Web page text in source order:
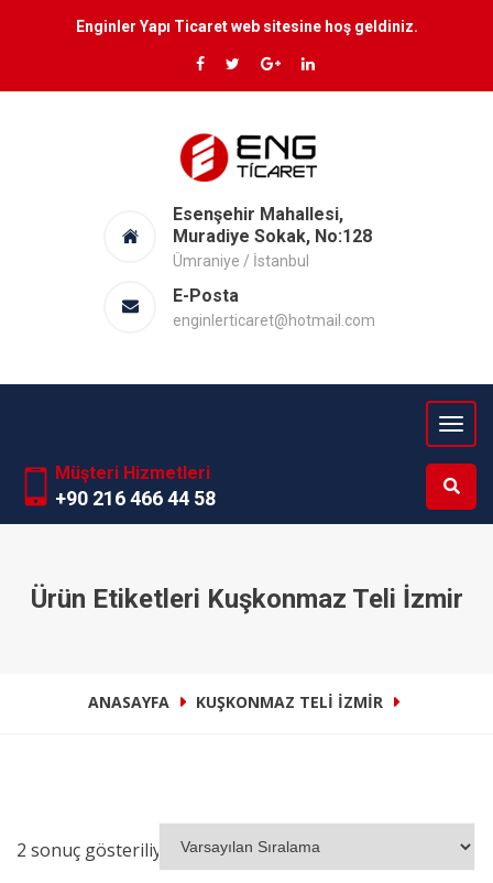
Enginler Yapı Ticaret web sitesine hoş geldiniz.
Esenşehir Mahallesi,
Muradiye Sokak, No:128
Ümraniye / İstanbul
E-Posta
enginlerticaret@hotmail.com
Müşteri Hizmetleri
+90 216 466 44 58
Ürün Etiketleri Kuşkonmaz Teli İzmir
ANASAYFA KUŞKONMAZ TELI İZMIR
2 sonuç gösteriliyor